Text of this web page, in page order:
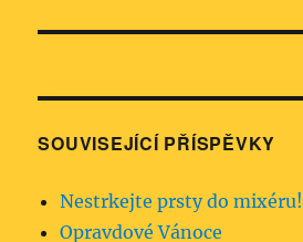
SOUVISEJÍCÍ PŘÍSPĚVKY
Nestrkejte prsty do mixéru!
Opravdové Vánoce